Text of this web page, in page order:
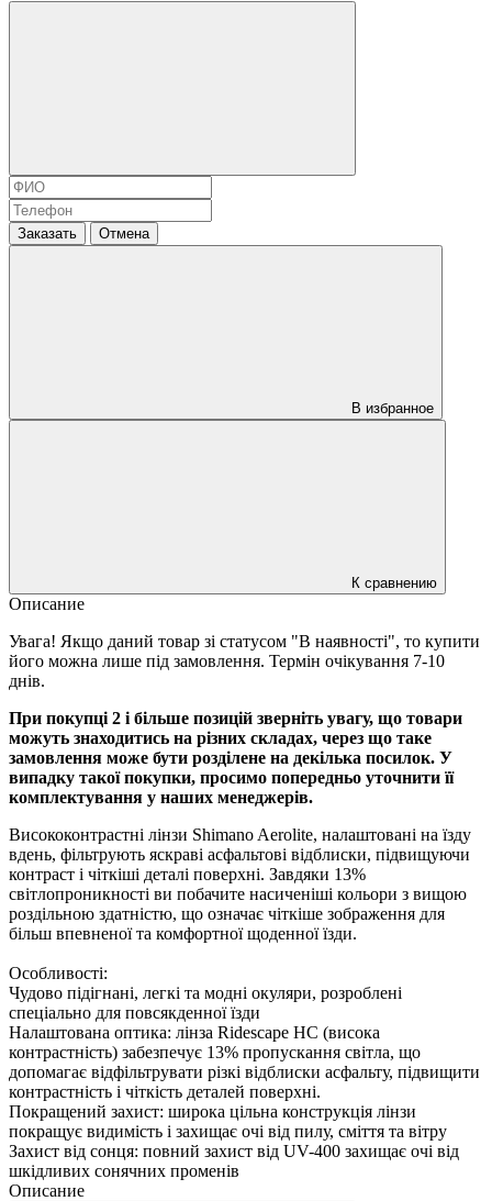
Заказать Отмена
В избранное
К сравнению
Описание
Увага! Якщо даний товар зі статусом "В наявності", то купити
його можна лише під замовлення. Термін очікування 7-10
днів.
При покупці 2 і більше позицій зверніть увагу, що товари
можуть знаходитись на різних складах, через що таке
замовлення може бути розділене на декілька посилок. У
випадку такої покупки, просимо попередньо уточнити її
комплектування у наших менеджерів.
Висококонтрастні лінзи Shimano Aerolite, налаштовані на їзду
вдень, фільтрують яскраві асфальтові відблиски, підвищуючи
контраст і чіткіші деталі поверхні. Завдяки 13%
світлопроникності ви побачите насиченіші кольори з вищою
роздільною здатністю, що означає чіткіше зображення для
більш впевненої та комфортної щоденної їзди.
Особливості:
Чудово підігнані, легкі та модні окуляри, розроблені
спеціально для повсякденної їзди
Налаштована оптика: лінза Ridescape HC (висока
контрастність) забезпечує 13% пропускання світла, що
допомагає відфільтрувати різкі відблиски асфальту, підвищити
контрастність і чіткість деталей поверхні.
Покращений захист: широка цільна конструкція лінзи
покращує видимість і захищає очі від пилу, сміття та вітру
Захист від сонця: повний захист від UV-400 захищає очі від
шкідливих сонячних променів
Описание